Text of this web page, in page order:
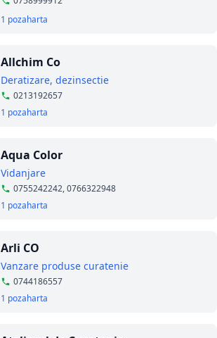
1 pozaharta
Allchim Co
Deratizare, dezinsectie
0213192657
1 pozaharta
Aqua Color
Vidanjare
0755242242, 0766322948
1 pozaharta
Arli CO
Vanzare produse curatenie
0744186557
1 pozaharta